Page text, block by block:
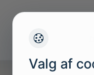
Valg af